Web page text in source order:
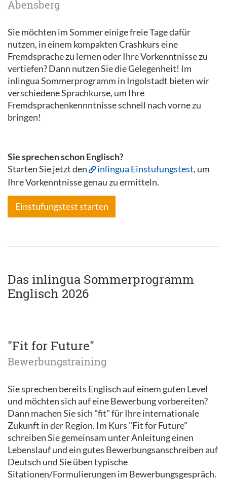
Abensberg
Sie möchten im Sommer einige freie Tage dafür
nutzen, in einem kompakten Crashkurs eine
Fremdsprache zu lernen oder Ihre Vorkenntnisse zu
vertiefen? Dann nutzen Sie die Gelegenheit! Im
inlingua Sommerprogramm in Ingolstadt bieten wir
verschiedene Sprachkurse, um Ihre
Fremdsprachenkennntnisse schnell nach vorne zu
bringen!
Sie sprechen schon Englisch?
Starten Sie jetzt den
inlingua Einstufungstest, um
Ihre Vorkenntnisse genau zu ermitteln.
Einstufungstest starten
Das inlingua Sommerprogramm
Englisch 2026
"Fit for Future"
Bewerbungstraining
Sie sprechen bereits Englisch auf einem guten Level
und möchten sich auf eine Bewerbung vorbereiten?
Dann machen Sie sich "fit" für Ihre internationale
Zukunft in der Region. Im Kurs "Fit for Future"
schreiben Sie gemeinsam unter Anleitung einen
Lebenslauf und ein gutes Bewerbungsanschreiben auf
Deutsch und Sie üben typische
Sitationen/Formulierungen im Bewerbungsgespräch.